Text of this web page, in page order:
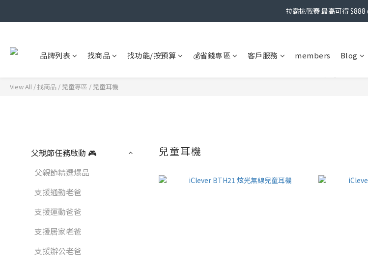
拉霸挑戰賽 最高可得
品牌列表 找商品 找功能/按預算 💰省錢專區 客戶服務 members Blog
View All /找商品 / 兒童專區 / 兒童耳機
父親節任務啟動 🎮
父親節精選爆品
支援通勤老爸
支援運動爸爸
支援居家老爸
支援辦公老爸
兒童耳機